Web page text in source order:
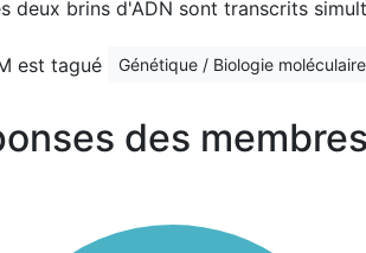
deux brins d'ADN sont transcrits
est tagué Génétique / Biologie moléculaire
des membres